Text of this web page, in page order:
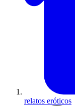
relatos eróticos